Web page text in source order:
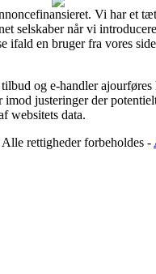
Vi har et
selskaber når vi
ifald en bruger fra vores
og e-handler ajourføres
justeringer der
websitets data.
Alle rettigheder forbeholdes -